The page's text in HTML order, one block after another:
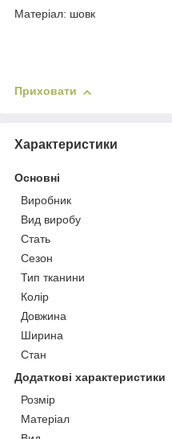
Матеріал: шовк
Приховати
Характеристики
Основні
Виробник
Вид виробу
Стать
Сезон
Тип тканини
Колір
Довжина
Ширина
Стан
Додаткові характеристики
Розмір
Матеріал